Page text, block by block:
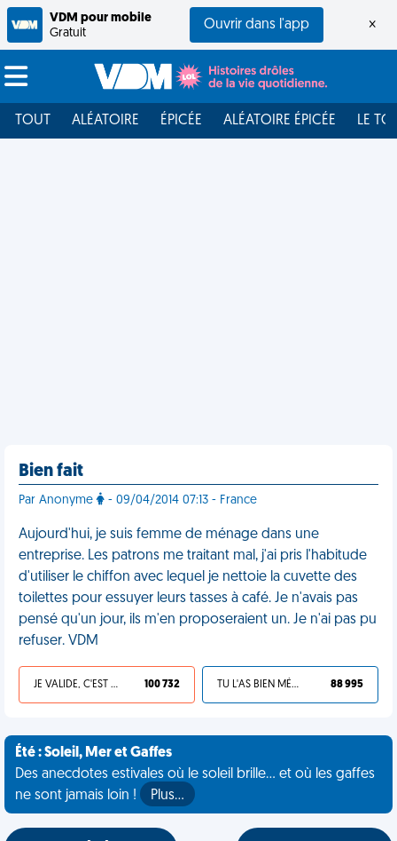
VDM pour mobile
Gratuit
Ouvrir dans l'app ×
TOUT ALÉATOIRE ÉPICÉE ALÉATOIRE ÉPICÉE LE
Bien fait
Par Anonyme - 09/04/2014 07:13 - France
Aujourd'hui, je suis femme de ménage dans une
entreprise. Les patrons me traitant mal, j'ai pris l'habitude
d'utiliser le chiffon avec lequel je nettoie la cuvette des
toilettes pour essuyer leurs tasses à café. Je n'avais pas
pensé qu'un jour, ils m'en proposeraient un. Je n'ai pas pu
refuser. VDM
JE VALIDE, C'EST UNE VDM 100 732 TU L'AS BIEN MÉRITÉ 88 995
Été : Soleil, Mer et Gaffes
Des anecdotes estivales où le soleil brille... et où les gaffes
ne sont jamais loin !
Plus…